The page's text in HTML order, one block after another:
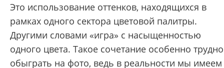
Это использование оттенков, находящихся в
рамках одного сектора цветовой палитры.
Другими словами «игра» с насыщенностью
одного цвета. Такое сочетание особенно трудно
обыграть на фото, ведь в реальности мы имеем